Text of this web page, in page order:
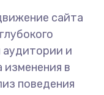
сайта
аудитории и
изменения в
поведения